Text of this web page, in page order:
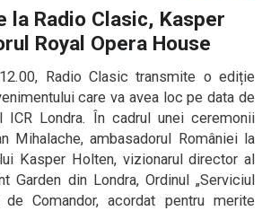
la Radio Clasic, Kasper
Royal Opera House
Radio Clasic transmite o ediție
care va avea loc pe data de
Londra. În cadrul unei ceremonii
Mihalache, ambasadorul României la
Kasper Holten, vizionarul director al
Garden din Londra, Ordinul „Serviciul
Comandor, acordat pentru merite